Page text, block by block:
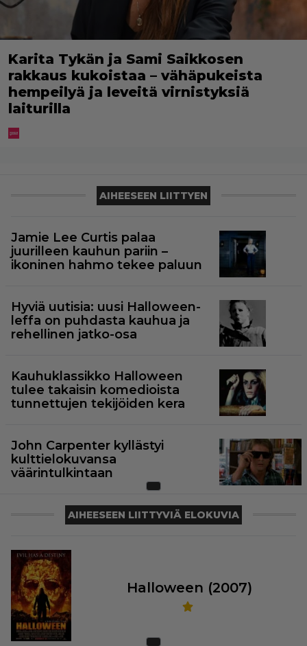
Karita Tykän ja Sami Saikkosen
rakkaus kukoistaa – vähäpukeista
hempeilyä ja leveitä virnistyksiä
laiturilla
AIHEESEEN LIITTYEN
Jamie Lee Curtis palaa
juurilleen kauhun pariin –
ikoninen hahmo tekee paluun
Hyviä uutisia: uusi Halloween-
leffa on puhdasta kauhua ja
rehellinen jatko-osa
Kauhuklassikko Halloween
tulee takaisin komedioista
tunnettujen tekijöiden kera
John Carpenter kyllästyi
kulttielokuvansa
väärintulkintaan
AIHEESEEN LIITTYVIÄ ELOKUVIA
Halloween (2007)